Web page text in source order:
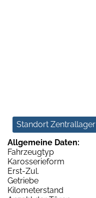
Standort Zentrallager
Allgemeine Daten:
Fahrzeugtyp
Karosserieform
Erst-Zul.
Getriebe
Kilometerstand